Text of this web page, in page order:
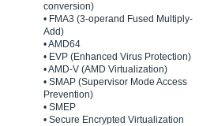
conversion)
• FMA3 (3-operand Fused Multiply-
Add)
• AMD64
• EVP (Enhanced Virus Protection)
• AMD-V (AMD Virtualization)
• SMAP (Supervisor Mode Access
Prevention)
• SMEP
• Secure Encrypted Virtualization